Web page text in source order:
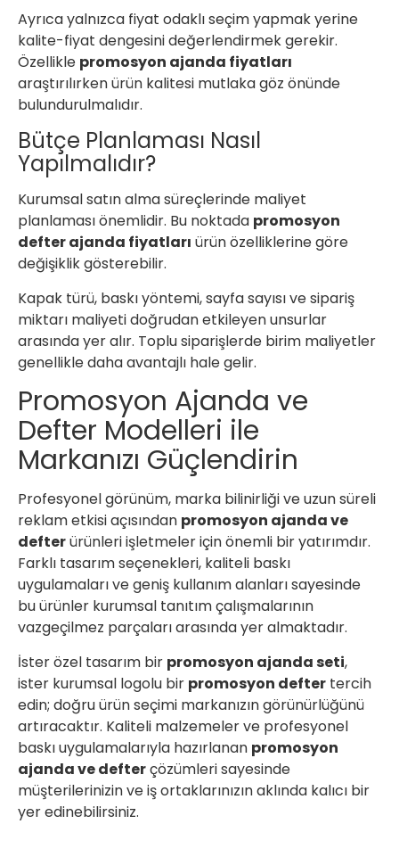
Ayrıca yalnızca fiyat odaklı seçim yapmak yerine
kalite-fiyat dengesini değerlendirmek gerekir.
Özellikle promosyon ajanda fiyatları
araştırılırken ürün kalitesi mutlaka göz önünde
bulundurulmalıdır.
Bütçe Planlaması Nasıl
Yapılmalıdır?
Kurumsal satın alma süreçlerinde maliyet
planlaması önemlidir. Bu noktada promosyon
defter ajanda fiyatları ürün özelliklerine göre
değişiklik gösterebilir.
Kapak türü, baskı yöntemi, sayfa sayısı ve sipariş
miktarı maliyeti doğrudan etkileyen unsurlar
arasında yer alır. Toplu siparişlerde birim maliyetler
genellikle daha avantajlı hale gelir.
Promosyon Ajanda ve
Defter Modelleri ile
Markanızı Güçlendirin
Profesyonel görünüm, marka bilinirliği ve uzun süreli
reklam etkisi açısından promosyon ajanda ve
defterürünleri işletmeler için önemli bir yatırımdır.
Farklı tasarım seçenekleri, kaliteli baskı
uygulamaları ve geniş kullanım alanları sayesinde
bu ürünler kurumsal tanıtım çalışmalarının
vazgeçilmez parçaları arasında yer almaktadır.
İster özel tasarım bir promosyon ajanda seti,
ister kurumsal logolu bir promosyon defter tercih
edin; doğru ürün seçimi markanızın görünürlüğünü
artıracaktır. Kaliteli malzemeler ve profesyonel
baskı uygulamalarıyla hazırlanan promosyon
ajanda ve defterçözümleri sayesinde
müşterilerinizin ve iş ortaklarınızın aklında kalıcı bir
yer edinebilirsiniz.